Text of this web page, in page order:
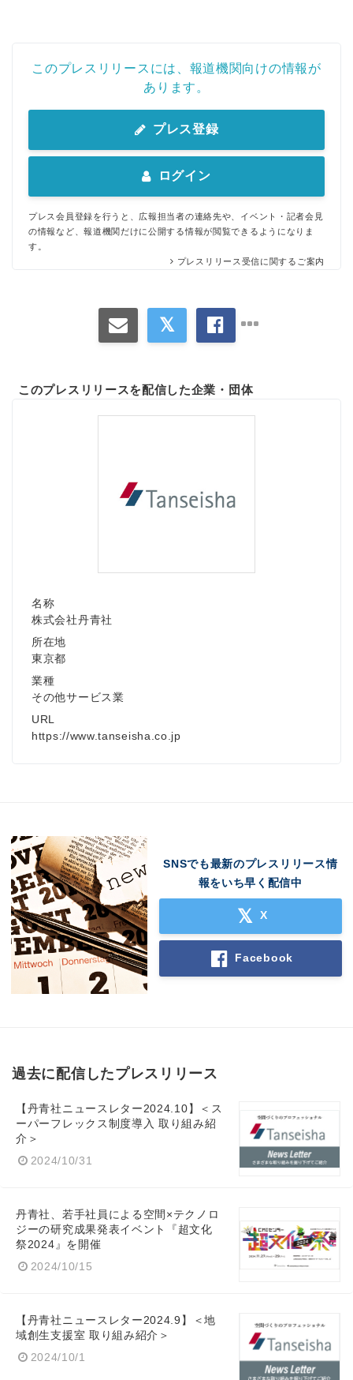
このプレスリリースには、報道機関向けの情報が
あります。
プレス登録
ログイン
プレス会員登録を行うと、広報担当者の連絡先や、イベント・記者会見
の情報など、報道機関だけに公開する情報が閲覧できるようになりま
す。
プレスリリース受信に関するご案内
このプレスリリースを配信した企業・団体
名称
株式会社丹青社
所在地
東京都
業種
その他サービス業
URL
https://www.tanseisha.co.jp
SNSでも最新のプレスリリース情
報をいち早く配信中
X
Facebook
過去に配信したプレスリリース
【丹青社ニュースレター2024.10】＜ス
ーパーフレックス制度導入 取り組み紹
介＞
2024/10/31
丹青社、若手社員による空間×テクノロ
ジーの研究成果発表イベント『超文化
祭2024』を開催
2024/10/15
【丹青社ニュースレター2024.9】＜地
域創生支援室 取り組み紹介＞
2024/10/1